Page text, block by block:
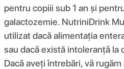
pentru copiii sub 1 an și
galactozemie. NutriniDrink
utilizat dacă alimentația
sau dacă există intoleranță
Dacă aveți întrebări, vă